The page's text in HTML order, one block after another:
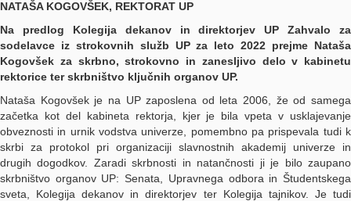
NATAŠA KOGOVŠEK, REKTORAT UP
Na predlog Kolegija dekanov in direktorjev UP Zahvalo za
sodelavce iz strokovnih služb UP za leto 2022 prejme Nataša
Kogovšek za skrbno, strokovno in zanesljivo delo v kabinetu
rektorice ter skrbništvo ključnih organov UP.
Nataša Kogovšek je na UP zaposlena od leta 2006, že od samega
začetka kot del kabineta rektorja, kjer je bila vpeta v usklajevanje
obveznosti in urnik vodstva univerze, pomembno pa prispevala tudi k
skrbi za protokol pri organizaciji slavnostnih akademij univerze in
drugih dogodkov. Zaradi skrbnosti in natančnosti ji je bilo zaupano
skrbništvo organov UP: Senata, Upravnega odbora in Študentskega
sveta, Kolegija dekanov in direktorjev ter Kolegija tajnikov. Je tudi